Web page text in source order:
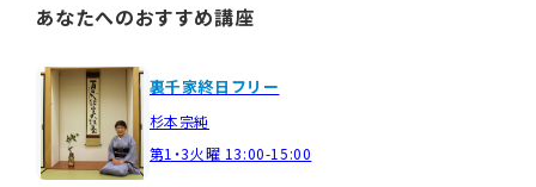
あなたへのおすすめ講座
裏千家終日フリー
杉本宗純
第1・3火曜 13:00-15:00